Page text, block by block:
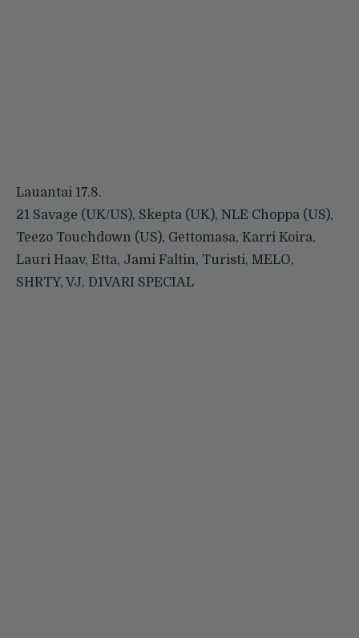
Lauantai 17.8.
21 Savage (UK/US), Skepta (UK), NLE Choppa (US),
Teezo Touchdown (US), Gettomasa, Karri Koira,
Lauri Haav, Etta, Jami Faltin, Turisti, MELO,
SHRTY, VJ, D1VARI SPECIAL